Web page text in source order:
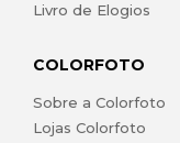
Livro de Elogios
COLORFOTO
Sobre a Colorfoto
Lojas Colorfoto